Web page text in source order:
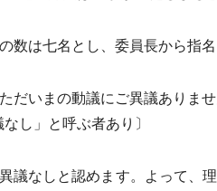
は七名とし、委員長から指名
いまの動議にご異議ありませ
」と呼ぶ者あり〕
なしと認めます。よって、